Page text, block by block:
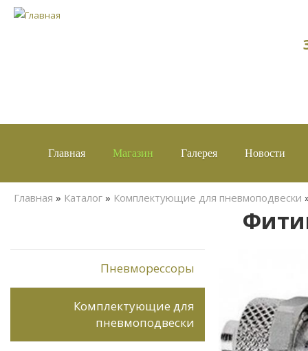
Главная Магазин Галерея Новости
Вы здесь
Главная » Каталог » Комплектующие для пневмоподвески
Пневморессоры
Комплектующие для
пневмоподвески